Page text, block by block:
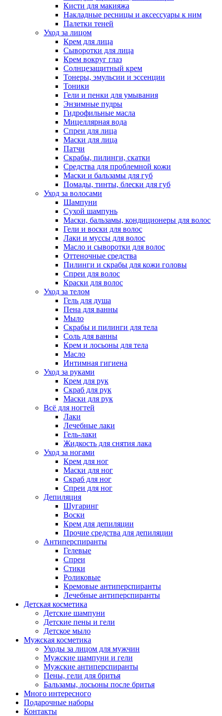
Кисти для макияжа
Накладные ресницы и аксессуары к ним
Палетки теней
Уход за лицом
Крем для лица
Сыворотки для лица
Крем вокруг глаз
Солнцезащитный крем
Тонеры, эмульсии и эссенции
Тоники
Гели и пенки для умывания
Энзимные пудры
Гидрофильные масла
Мицеллярная вода
Спреи для лица
Маски для лица
Патчи
Скрабы, пилинги, скатки
Средства для проблемной кожи
Маски и бальзамы для губ
Помады, тинты, блески для губ
Уход за волосами
Шампуни
Сухой шампунь
Маски, бальзамы, кондиционеры для волос
Гели и воски для волос
Лаки и муссы для волос
Масло и сыворотки для волос
Оттеночные средства
Пилинги и скрабы для кожи головы
Спреи для волос
Краски для волос
Уход за телом
Гель для душа
Пена для ванны
Мыло
Скрабы и пилинги для тела
Соль для ванны
Крем и лосьоны для тела
Масло
Интимная гигиена
Уход за руками
Крем для рук
Скраб для рук
Маски для рук
Всё для ногтей
Лаки
Лечебные лаки
Гель-лаки
Жидкость для снятия лака
Уход за ногами
Крем для ног
Маски для ног
Скраб для ног
Спреи для ног
Депиляция
Шугаринг
Воски
Крем для депиляции
Прочие средства для депиляции
Антиперспиранты
Гелевые
Спреи
Стики
Роликовые
Кремовые антиперспиранты
Лечебные антиперспиранты
Детская косметика
Детские шампуни
Детские пены и гели
Детское мыло
Мужская косметика
Уходы за лицом для мужчин
Мужские шампуни и гели
Мужские антиперспиранты
Пены, гели для бритья
Бальзамы, лосьоны после бритья
Много интересного
Подарочные наборы
Контакты